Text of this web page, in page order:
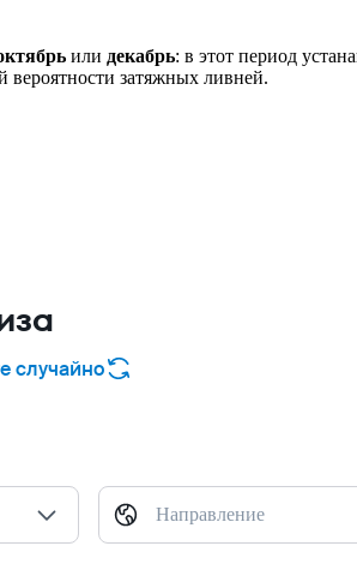
или декабрь: в этот период
вероятности затяжных ливней.
случайно
Направление